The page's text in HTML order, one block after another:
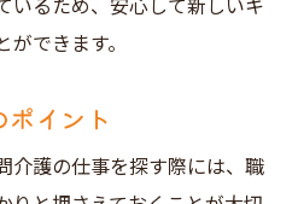
いるため、安心して新しいキ
できます。
イント
介護の仕事を探す際には、職